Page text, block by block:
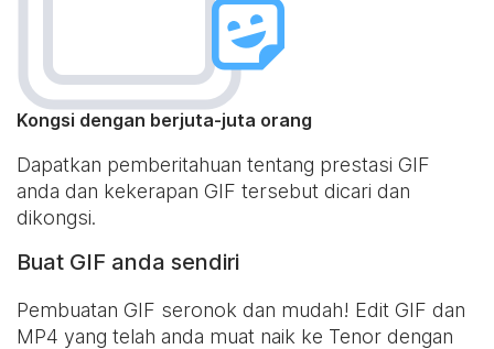
Kongsi dengan berjuta-juta orang
Dapatkan pemberitahuan tentang prestasi GIF
anda dan kekerapan GIF tersebut dicari dan
dikongsi.
Buat GIF anda sendiri
Pembuatan GIF seronok dan mudah! Edit GIF dan
MP4 yang telah anda muat naik ke Tenor dengan